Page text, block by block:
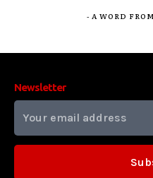
- A WORD
Newsletter